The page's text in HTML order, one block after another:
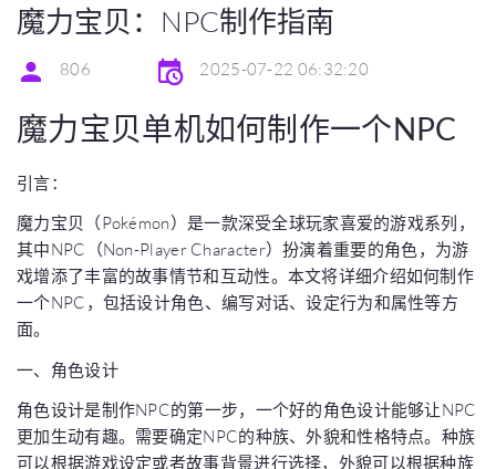
魔力宝贝：NPC制作指南
806 2025-07-22 06:32:20
魔力宝贝单机如何制作一个NPC
引言：
魔力宝贝（Pokémon）是一款深受全球玩家喜爱的游戏系列，
其中NPC（Non-Player Character）扮演着重要的角色，为游
戏增添了丰富的故事情节和互动性。本文将详细介绍如何制作
一个NPC，包括设计角色、编写对话、设定行为和属性等方
面。
一、角色设计
角色设计是制作NPC的第一步，一个好的角色设计能够让NPC
更加生动有趣。需要确定NPC的种族、外貌和性格特点。种族
可以根据游戏设定或者故事背景进行选择，外貌可以根据种族